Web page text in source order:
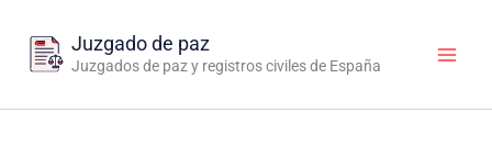
contenido
Juzgado de paz
Juzgados de paz y registros civiles de España